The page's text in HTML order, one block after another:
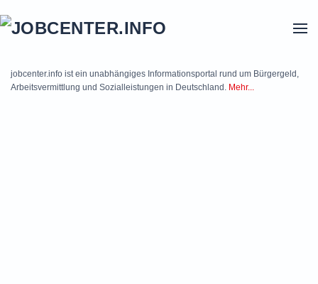
jobcenter.info ist ein unabhängiges Informationsportal rund um Bürgergeld,
Arbeitsvermittlung und Sozialleistungen in Deutschland. Mehr...